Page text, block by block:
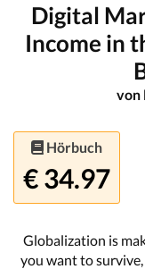
Digital
Income in
von
Hörbuch
€ 34.97
Globalization is
you want to